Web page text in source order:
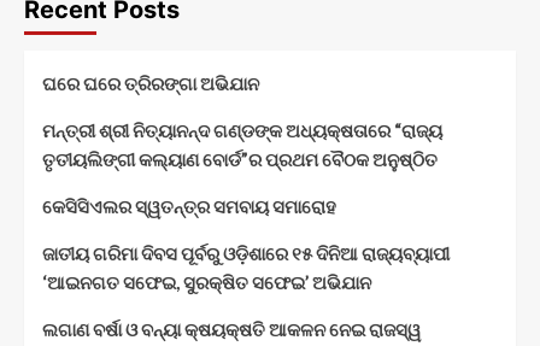
Recent Posts
ଘରେ ଘରେ ତ୍ରିରଙ୍ଗା ଅଭିଯାନ
ମନ୍ତ୍ରୀ ଶ୍ରୀ ନିତ୍ୟାନନ୍ଦ ଗଣ୍ଡଙ୍କ ଅଧ୍ୟକ୍ଷତାରେ “ରାଜ୍ୟ
ତୃତୀୟଲିଙ୍ଗୀ କଲ୍ୟାଣ ବୋର୍ଡ”ର ପ୍ରଥମ ବୈଠକ ଅନୁଷ୍ଠିତ
କେସିସିଏଲର ସ୍ୱତନ୍ତ୍ର ସମବାୟ ସମାରୋହ
ଜାତୀୟ ଗରିମା ଦିବସ ପୂର୍ବରୁ ଓଡ଼ିଶାରେ ୧୫ ଦିନିଆ ରାଜ୍ୟବ୍ୟାପୀ
‘ଆଇନଗତ ସଫେଇ, ସୁରକ୍ଷିତ ସଫେଇ’ ଅଭିଯାନ
ଲଗାଣ ବର୍ଷା ଓ ବନ୍ୟା କ୍ଷୟକ୍ଷତି ଆକଳନ ନେଇ ରାଜସ୍ୱ